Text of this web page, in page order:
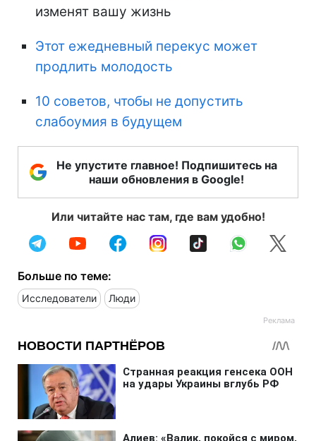
изменят вашу жизнь
Этот ежедневный перекус может
продлить молодость
10 советов, чтобы не допустить
слабоумия в будущем
Не упустите главное! Подпишитесь на
наши обновления в Google!
Или читайте нас там, где вам удобно!
Больше по теме:
Исследователи Люди